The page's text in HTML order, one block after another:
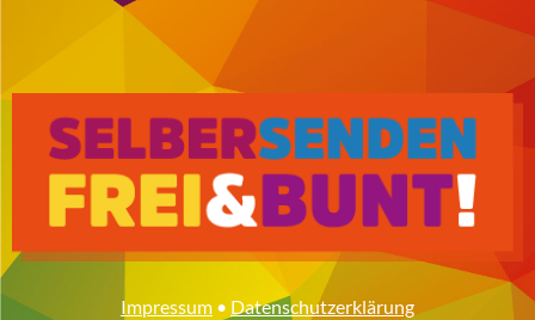
Impressum • Datenschutzerklärung